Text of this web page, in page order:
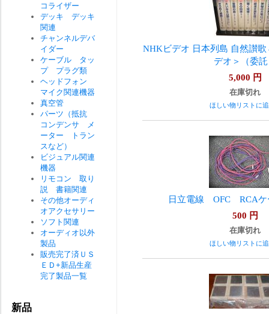
NHKビデオ 日本列島 自然讃
デオ＞（委
5,000 円
在庫切れ
ほしい物リストに
日立電線 OFC RCA
500 円
在庫切れ
ほしい物リストに
コライザー
デッキ デッキ
関連
チャンネルデバ
イダー
ケーブル タッ
プ プラグ類
ヘッドフォン
マイク関連機器
真空管
パーツ（抵抗
コンデンサ メ
ーター トラン
スなど）
ビジュアル関連
機器
リモコン 取り
説 書籍関連
その他オーディ
オアクセサリー
ソフト関連
オーディオ以外
製品
販売完了済ＵＳ
ＥＤ+新品生産
完了製品一覧
新品